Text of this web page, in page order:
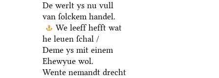
De werlt ys nu vull
van ſolckem handel.
We leeff hefft wat
he leuen ſchal /
Deme ys mit einem
Ehewyue wol.
Wente nemandt drecht